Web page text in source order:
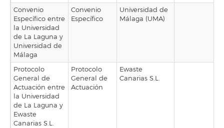
Convenio
Específico entre
la Universidad
de La Laguna y
Universidad de
Málaga
Convenio
Específico
Universidad de
Málaga (UMA)
Protocolo
General de
Actuación entre
la Universidad
de La Laguna y
Ewaste
Canarias S.L.
Protocolo
General de
Actuación
Ewaste
Canarias S.L.